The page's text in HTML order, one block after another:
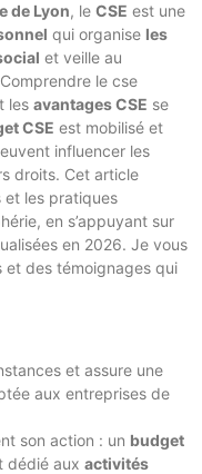
de Lyon, le CSE est une
qui organise les
et veille au
le cse
les avantages CSE se
CSE est mobilisé et
influencer les
droits. Cet article
et les pratiques
en s’appuyant sur
en 2026. Je vous
et des témoignages qui
et assure une
aux entreprises de
son action : un budget
dédié aux activités